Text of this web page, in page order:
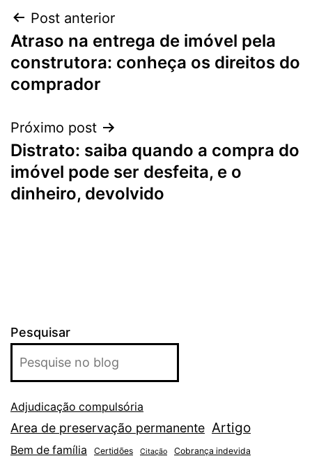
Navegação
de
Post
Post anterior
Atraso na entrega de imóvel pela
construtora: conheça os direitos do
comprador
Próximo post
Distrato: saiba quando a compra do
imóvel pode ser desfeita, e o
dinheiro, devolvido
Pesquisar
Adjudicação compulsória
Area de preservação permanente Artigo
Bem de família Certidões Citação Cobrança indevida